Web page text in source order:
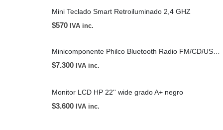
Mini Teclado Smart Retroiluminado 2,4 GHZ
$570 IVA inc.
Minicomponente Philco Bluetooth Radio FM/CD/USB PES3530
$7.300 IVA inc.
Monitor LCD HP 22'' wide grado A+ negro
$3.600 IVA inc.